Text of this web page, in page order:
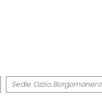
Sedie Ozzio Borgomanero